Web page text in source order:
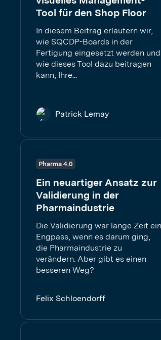
Tool für den Shop Floor
In diesem Beitrag erläutern wir,
wie SQCDP-Boards in der
Fertigung eingesetzt werden und
wie dieses Tool dazu beitragen
kann, Ihre...
Patrick Lemay
Pharma 4.0
Ein neuartiger Ansatz zur
Validierung in der
Pharmaindustrie
Die Validierung war lange Zeit ein
Engpass, wenn es darum ging,
die Pharmaindustrie zu
verändern. Aber gibt es einen
besseren Weg?
Felix Schloendorff